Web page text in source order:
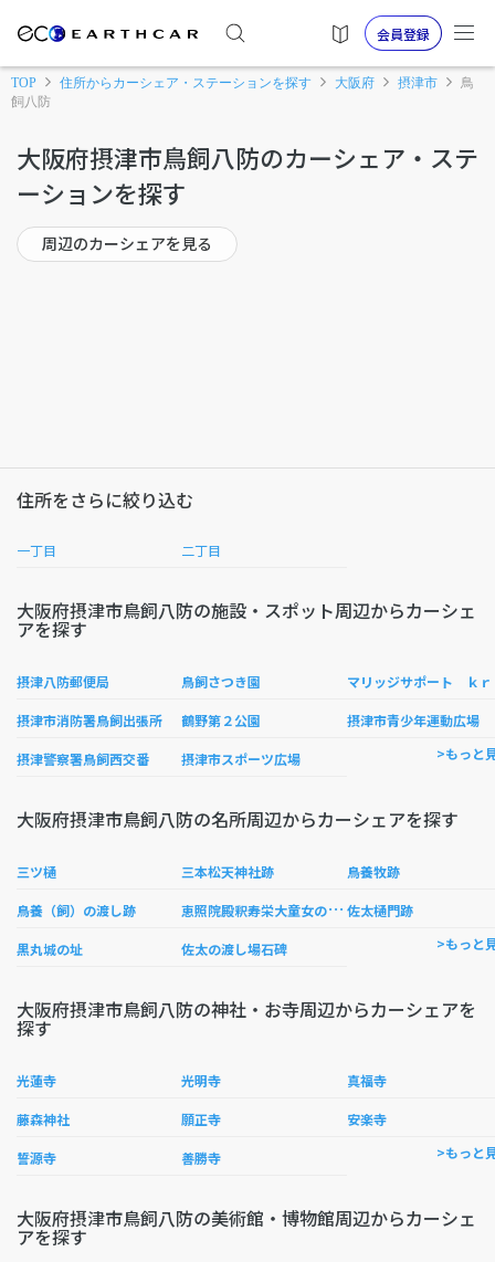
会員登録
TOP 住所からカーシェア・ステーションを探す 大阪府 摂津市
鳥
飼八防
大阪府摂津市鳥飼八防のカーシェア・ステ
ーションを探す
周辺のカーシェアを見る
住所をさらに絞り込む
一丁目 二丁目
大阪府摂津市鳥飼八防の施設・スポット周辺からカーシェ
アを探す
摂津八防郵便局 鳥飼さつき園
摂津市消防署鳥飼出張所 鶴野第２公園 摂津市青少年運動広場
摂津警察署鳥飼西交番 摂津市スポーツ広場 >もっと
大阪府摂津市鳥飼八防の名所周辺からカーシェアを探す
三ツ樋 三本松天神社跡 鳥養牧跡
鳥養（飼）の渡し跡 恵
照院殿釈寿栄大童女の墓碑と鐘楼 佐太樋門跡
黒丸城の址 佐太の渡し場石碑 >もっと
大阪府摂津市鳥飼八防の神社・お寺周辺からカーシェアを
探す
光蓮寺 光明寺 真福寺
藤森神社 願正寺 安楽寺
誓源寺 善勝寺 >もっと
大阪府摂津市鳥飼八防の美術館・博物館周辺からカーシェ
アを探す